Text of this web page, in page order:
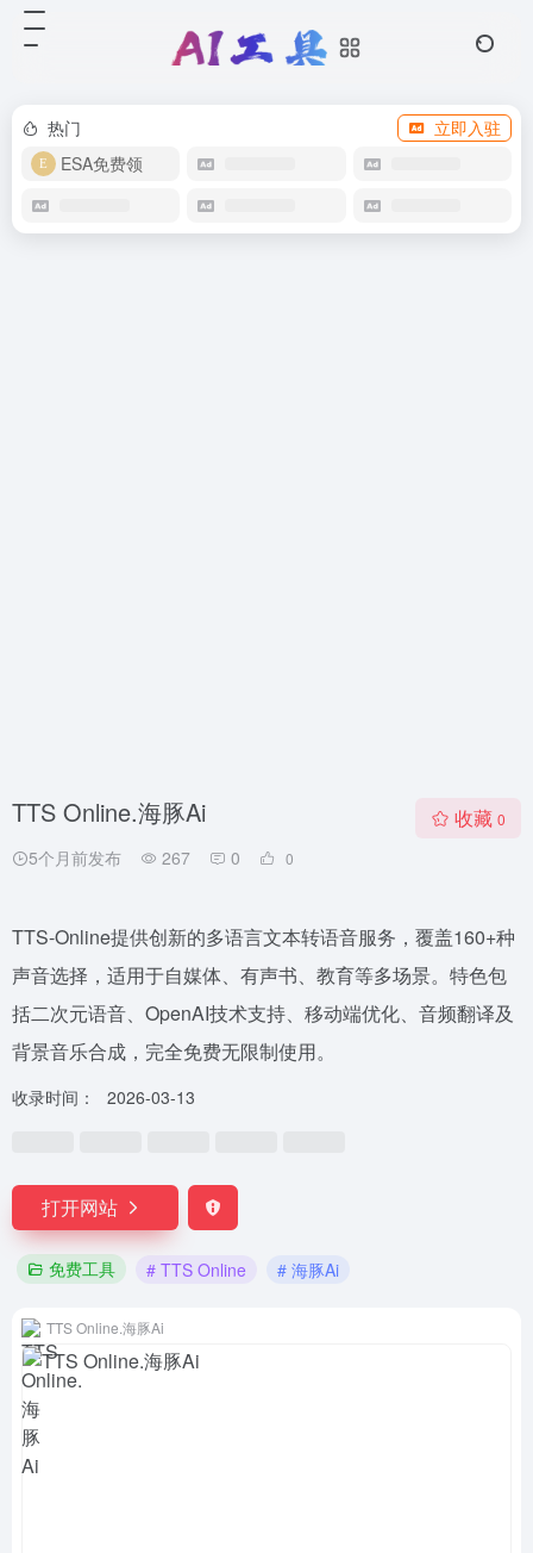
热门
立即入驻
ESA免费领
TTS Online.海豚Ai
5个月前发布 267 0 0
收藏 0
TTS-Online提供创新的多语言文本转语音服务，覆盖160+种
声音选择，适用于自媒体、有声书、教育等多场景。特色包
括二次元语音、OpenAI技术支持、移动端优化、音频翻译及
背景音乐合成，完全免费无限制使用。
收录时间： 2026-03-13
打开网站
免费工具 # TTS Online # 海豚Ai
TTS Online.海豚Ai